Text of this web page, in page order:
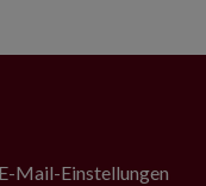
E-Mail-Einstellungen